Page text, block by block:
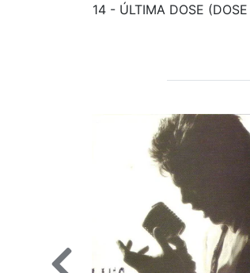
14 - ÚLTIMA DOSE